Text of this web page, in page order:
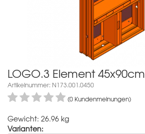
LOGO.3 Element 45x90cm
Artikelnummer: N173.001.0450
(0 Kundenmeinungen)
Gewicht: 26.96 kg
Varianten: